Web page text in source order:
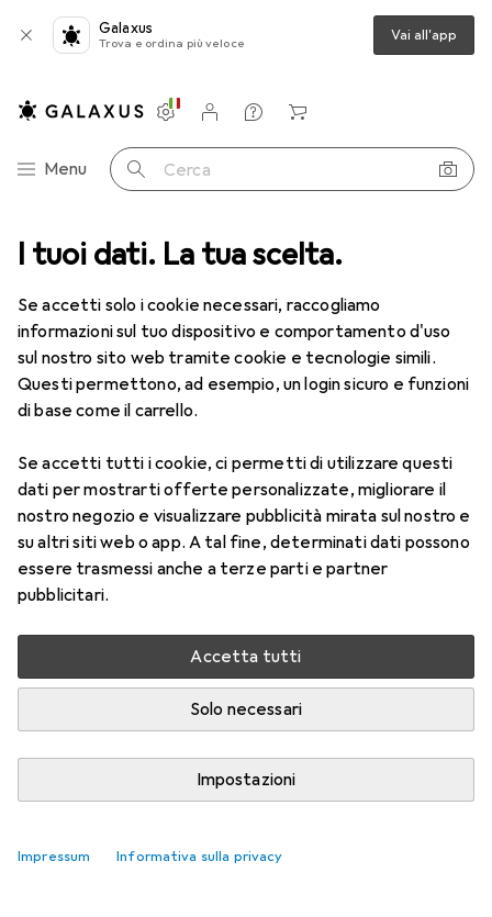
I tuoi dati. La tua scelta.
Se accetti solo i cookie necessari, raccogliamo
informazioni sul tuo dispositivo e comportamento d'uso
sul nostro sito web tramite cookie e tecnologie simili.
Questi permettono, ad esempio, un login sicuro e funzioni
di base come il carrello.
Se accetti tutti i cookie, ci permetti di utilizzare questi
dati per mostrarti offerte personalizzate, migliorare il
nostro negozio e visualizzare pubblicità mirata sul nostro e
su altri siti web o app. A tal fine, determinati dati possono
essere trasmessi anche a terze parti e partner
pubblicitari.
Accetta tutti
Solo necessari
Impostazioni
Impressum Informativa sulla privacy
Galaxus
Trova e ordina più veloce Vai all'app
Categoria Navigazione
Menu Cerca
Impostazioni
Conto cliente
Liste di confronto
Liste dei desideri
Carrello
Mouse + Tastiere Tastiera Logitech Chiavi MX per le aziende
15 immagini
Logitech Chiavi MX per le aziende
DE, Senza fili
Prezzo in EUR IVA incl.
EUR
93,18
30
Valutazioni Marca
Consegnato gio, 13/8
Più di 10 pezzi in stock
spedizione gratuita